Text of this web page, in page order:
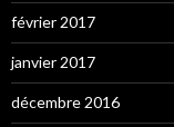
février 2017
janvier 2017
décembre 2016